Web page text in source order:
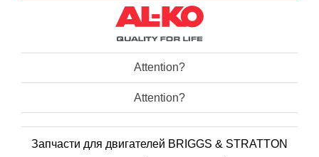
Attention?
Attention?
Запчасти для двигателей BRIGGS & STRATTON